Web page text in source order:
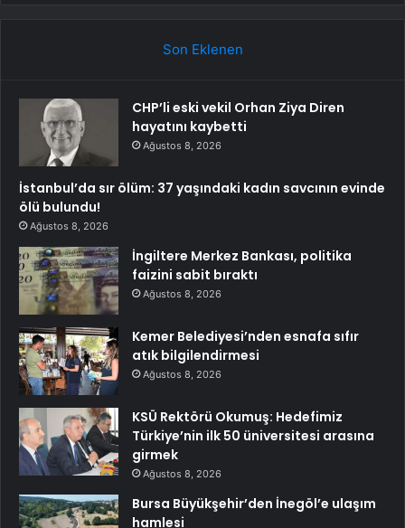
Son Eklenen
CHP’li eski vekil Orhan Ziya Diren
hayatını kaybetti
Ağustos 8, 2026
İstanbul’da sır ölüm: 37 yaşındaki kadın savcının evinde
ölü bulundu!
Ağustos 8, 2026
İngiltere Merkez Bankası, politika
faizini sabit bıraktı
Ağustos 8, 2026
Kemer Belediyesi’nden esnafa sıfır
atık bilgilendirmesi
Ağustos 8, 2026
KSÜ Rektörü Okumuş: Hedefimiz
Türkiye’nin ilk 50 üniversitesi arasına
girmek
Ağustos 8, 2026
Bursa Büyükşehir’den İnegöl’e ulaşım
hamlesi